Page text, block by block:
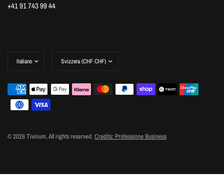
+41 91 743 99 44
paese/area
paese/area
© 2026 Tivinum, All rights reserved.Credits: Professione Business